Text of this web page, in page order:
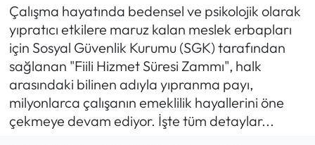
Çalışma hayatında bedensel ve psikolojik olarak
yıpratıcı etkilere maruz kalan meslek erbapları
için Sosyal Güvenlik Kurumu (SGK) tarafından
sağlanan "Fiili Hizmet Süresi Zammı", halk
arasındaki bilinen adıyla yıpranma payı,
milyonlarca çalışanın emeklilik hayallerini öne
çekmeye devam ediyor. İşte tüm detaylar...
GÜNDEM
MAGAZİN
SAĞLIK
SİYASET
Haber Arşivi